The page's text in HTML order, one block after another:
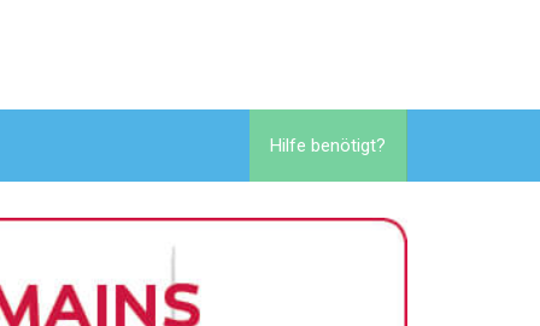
Hilfe benötigt?